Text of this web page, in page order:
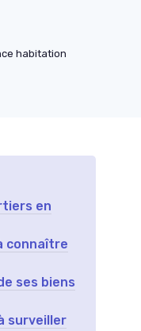
habitation
en
connaître
ses biens
surveiller